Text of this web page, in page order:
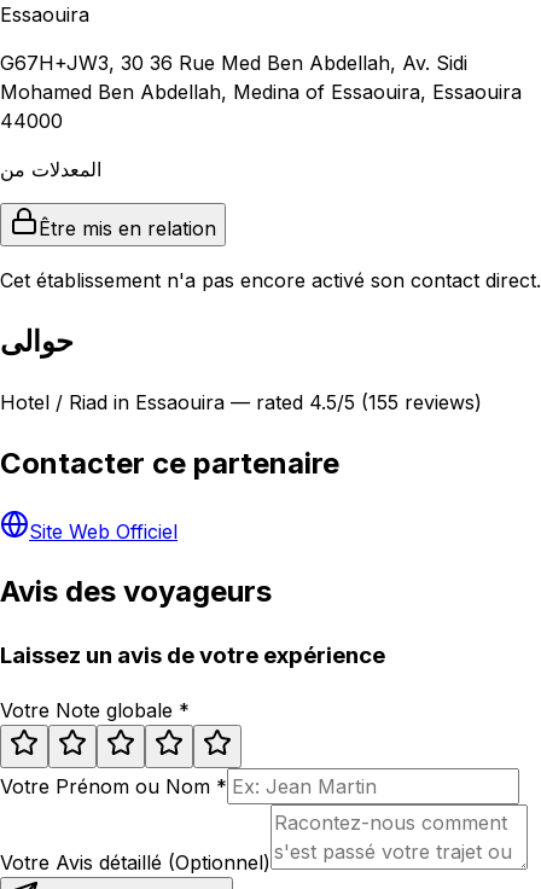
Essaouira
G67H+JW3, 30 36 Rue Med Ben Abdellah, Av. Sidi
Mohamed Ben Abdellah, Medina of Essaouira, Essaouira
44000
المعدلات من
Être mis en relation
Cet établissement n'a pas encore activé son contact direct.
حوالى
Hotel / Riad in Essaouira — rated 4.5/5 (155 reviews)
Contacter ce partenaire
Site Web Officiel
Avis des voyageurs
Laissez un avis de votre expérience
Votre Note globale *
Votre Prénom ou Nom *
Votre Avis détaillé (Optionnel)